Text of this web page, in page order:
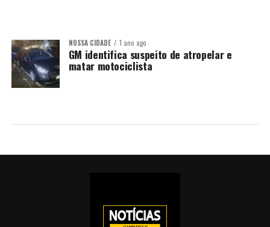
NOSSA CIDADE 1 ano ago
GM identifica suspeito de atropelar e
matar motociclista